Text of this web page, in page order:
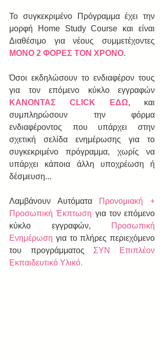
Το συγκεκριμένο Πρόγραμμα έχει την
μορφή Home Study Course και είναι
ΜΟΝΟ 2 ΦΟΡΕΣ ΤΟΝ ΧΡΟΝΟ.
Όσοι εκδηλώσουν το ενδιαφέρον τους
ΚΑΝΟΝΤΑΣ CLICK ΕΔΩ, και
συμπληρώσουν την φόρμα
ενδιαφέροντος που υπάρχει στην
σχετική σελίδα ενημέρωσης για το
συγκεκριμένο πρόγραμμα, χωρίς να
υπάρχει κάποια άλλη υποχρέωση ή
δέσμευση...
Λαμβάνουν Αυτόματα Προνομιακή +
Προσωπική Έκπτωση για τον επόμενο
κύκλο εγγραφών,
Προσωπική
Ενημέρωση για το πλήρες περιεχόμενο
του προγράμματος ΣΥΝ Επιπλέον
Εκπαιδευτικό Υλικό.